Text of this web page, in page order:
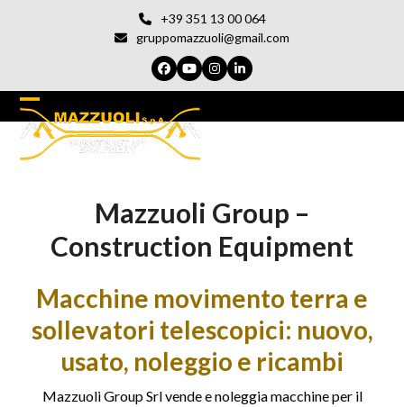
+39 351 13 00 064
gruppomazzuoli@gmail.com
Facebook
YouTubeInstagram
LinkedIn
Open
mobile
Chiudi
cellulare
Mazzuoli Group –
Construction Equipment
Macchine movimento terra e
sollevatori telescopici: nuovo,
usato, noleggio e ricambi
Mazzuoli Group Srl vende e noleggia macchine per il